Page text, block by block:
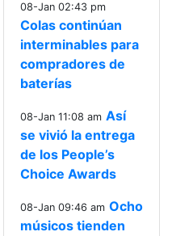
08-Jan 02:43 pm
Colas continúan
interminables para
compradores de
baterías
08-Jan 11:08 am Así
se vivió la entrega
de los People’s
Choice Awards
08-Jan 09:46 am Ocho
músicos tienden